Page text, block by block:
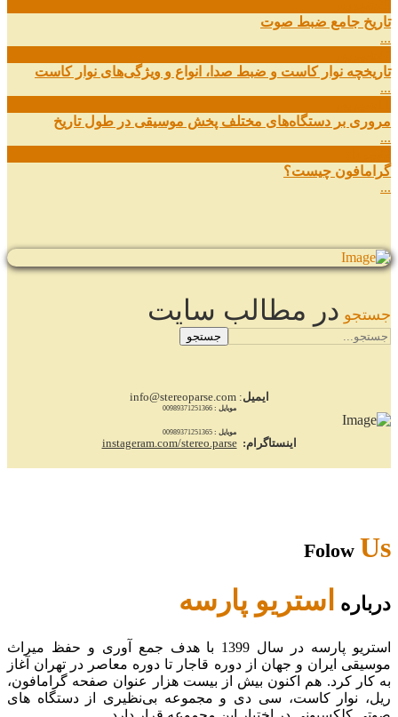
تاریخ جامع ضبط صوت
...
تاریخچه نوار کاست و ضبط صدا، انواع و ویژگی‌های نوار کاست
...
مروری بر دستگاه‌های مختلف پخش موسیقی در طول تاریخ
...
گرامافون چیست؟
...
جستجو در مطالب سایت
جستجو
ایمیل : info@stereoparse.com
موبایل :00989371251366
موبایل :00989371251365
اینستاگرام: instageram.com/stereo.parse
FolowUs
درباره استریو پارسه
استریو پارسه در سال 1399 با هدف جمع آوری و حفظ میراث
موسیقی ایران و جهان از دوره قاجار تا دوره معاصر در تهران آغاز
به کار کرد. هم اکنون بیش از بیست هزار عنوان صفحه گرامافون،
ریل، نوار کاست، سی دی و مجموعه بی‌نظیری از دستگاه های